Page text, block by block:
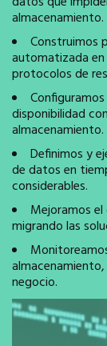
almacenamiento.
Construimos
automatizada
protocolos de
disponibilidad
almacenamiento.
Definimos y
de datos en
considerables.
Mejoramos
migrando las
negocio.